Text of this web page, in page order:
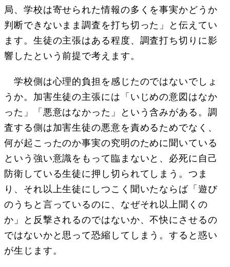
局、学校は寄せられた情報の多くを事実かどうか
判断できないまま調査を打ち切った」と伝えてい
ます。生徒の主張はある程度、調査打ち切りに影
響したという前提で考えます。
学校側は心理的負担を感じたのではないでしょ
うか。加害生徒の主張には「いじめの意図はなか
った」「悪意はなかった」という含みがある。調
査する側は加害生徒の悪意を責めるためでなく、
何が起こったのか事実の究明のために聞いている
という強い意識をもって臨まないと、必死に自己
防衛している生徒に押し切られてしまう。つま
り、それ以上生徒にしつこく聞いたならば「遊び
のうちと言っているのに、なぜそれ以上聞くの
か」と反撃されるのではないか、不快にさせるの
ではないかと思って恐縮してしまう。すると惑い
が生じます。